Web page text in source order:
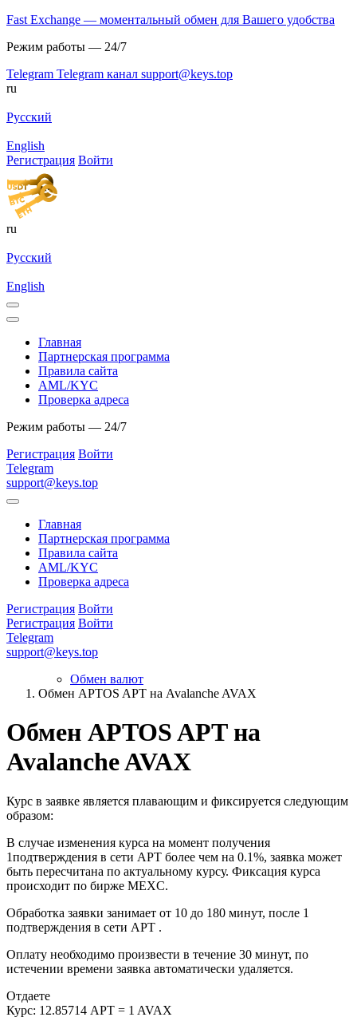
Fast Exchange — моментальный обмен для Вашего удобства
Режим работы — 24/7
Telegram Telegram канал support@keys.top
ru
Русский
English
Регистрация Войти
ru
Русский
English
Главная
Партнерская программа
Правила сайта
AML/KYC
Проверка адреса
Режим работы — 24/7
Регистрация Войти
Telegram
support@keys.top
Главная
Партнерская программа
Правила сайта
AML/KYC
Проверка адреса
Регистрация Войти
Регистрация Войти
Telegram
support@keys.top
Обмен валют
Обмен APTOS APT на Avalanche AVAX
Обмен APTOS APT на
Avalanche AVAX
Курс в заявке является плавающим и фиксируется следующим
образом:
В случае изменения курса на момент получения
1подтверждения в сети APT более чем на 0.1%, заявка может
быть пересчитана по актуальному курсу. Фиксация курса
происходит по бирже MEXC.
Обработка заявки занимает от 10 до 180 минут, после 1
подтверждения в сети APT .
Оплату необходимо произвести в течение 30 минут, по
истечении времени заявка автоматически удаляется.
Отдаете
Курс: 12.85714 APT = 1 AVAX